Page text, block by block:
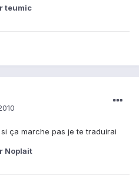
teumic
ça marche pas je te traduirai
Noplait